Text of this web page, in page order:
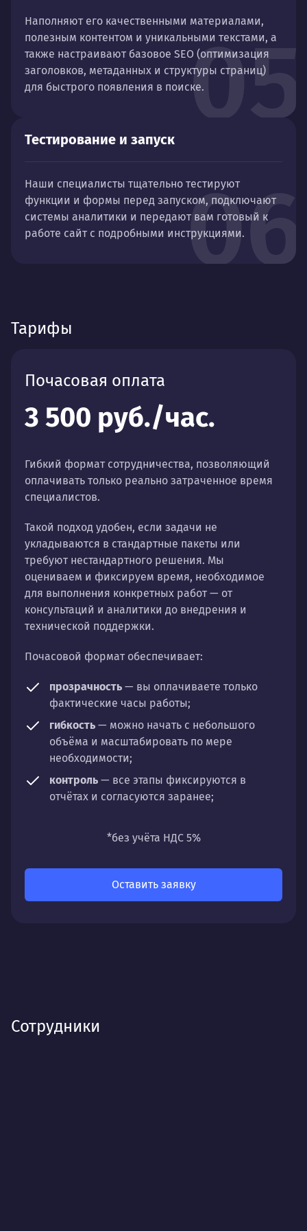
05
Наполняют его качественными материалами,
полезным контентом и уникальными текстами, а
также настраивают базовое SEO (оптимизация
заголовков, метаданных и структуры страниц)
для быстрого появления в поиске.
06
Тестирование и запуск
Наши специалисты тщательно тестируют
функции и формы перед запуском, подключают
системы аналитики и передают вам готовый к
работе сайт с подробными инструкциями.
Тарифы
Почасовая оплата
3 500 руб./час.
Гибкий формат сотрудничества, позволяющий
оплачивать только реально затраченное время
специалистов.
Такой подход удобен, если задачи не
укладываются в стандартные пакеты или
требуют нестандартного решения. Мы
оцениваем и фиксируем время, необходимое
для выполнения конкретных работ — от
консультаций и аналитики до внедрения и
технической поддержки.
Почасовой формат обеспечивает:
прозрачность — вы оплачиваете только
фактические часы работы;
гибкость — можно начать с небольшого
объёма и масштабировать по мере
необходимости;
контроль — все этапы фиксируются в
отчётах и согласуются заранее;
направлений: стратегии, настройки,
*без учёта НДС 5%
Оставить заявку
Сотрудники